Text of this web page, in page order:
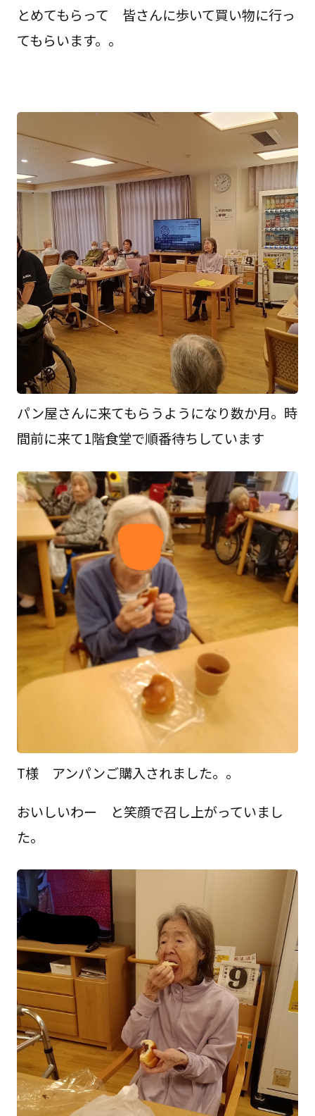
とめてもらって 皆さんに歩いて買い物に行っ
てもらいます。。
パン屋さんに来てもらうようになり数か月。時
間前に来て1階食堂で順番待ちしています
T様 アンパンご購入されました。。
おいしいわー と笑顔で召し上がっていまし
た。